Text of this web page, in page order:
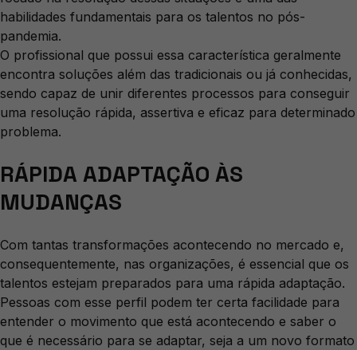
habilidades fundamentais para os talentos no pós-
pandemia.
O profissional que possui essa característica geralmente
encontra soluções além das tradicionais ou já conhecidas,
sendo capaz de unir diferentes processos para conseguir
uma resolução rápida, assertiva e eficaz para determinado
problema.
RÁPIDA ADAPTAÇÃO ÀS
MUDANÇAS
Com tantas transformações acontecendo no mercado e,
consequentemente, nas organizações, é essencial que os
talentos estejam preparados para uma rápida adaptação.
Pessoas com esse perfil podem ter certa facilidade para
entender o movimento que está acontecendo e saber o
que é necessário para se adaptar, seja a um novo formato